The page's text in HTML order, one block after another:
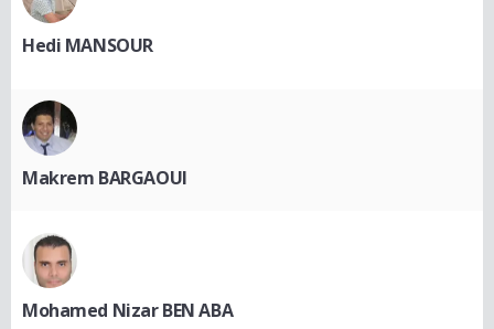
Hedi MANSOUR
Makrem BARGAOUI
Mohamed Nizar BEN ABA